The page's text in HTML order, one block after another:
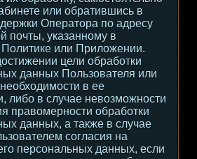
или обратившись в
Оператора по адресу
почты, указанному в
или Приложении.
цели обработки
данных Пользователя или
в ее
либо в случае невозможности
правомерности обработки
данных, а также в случае
согласия на
персональных данных, если